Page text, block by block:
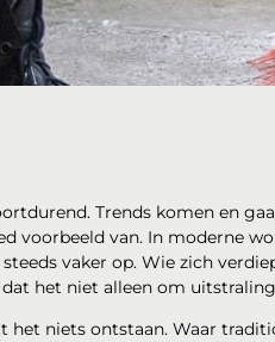
Trends komen en
voorbeeld van. In moderne
vaker op. Wie zich
dat het niet alleen om
niets ontstaan. Waar